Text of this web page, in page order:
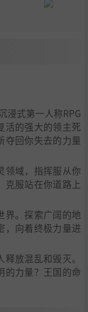
浸式第一人称RPG
活的强大的领主死
夺回你失去的力量
领域，指挥服从你
克服站在你道路上
界。探索广阔的地
，向着终极力量进
放混乱和毁灭。
的力量？王国的命